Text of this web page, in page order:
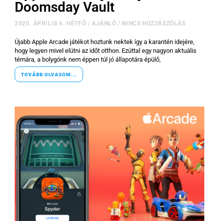
Doomsday Vault
2020. ÁPRILIS 6. HÉTFŐ / AJÁNLÓ / NINCS HOZZÁSZÓLÁS
Újabb Apple Arcade játékot hoztunk nektek így a karantén idejére,
hogy legyen mivel elütni az időt otthon. Ezúttal egy nagyon aktuális
témára, a bolygónk nem éppen túl jó állapotára épülő,
TOVÁBB OLVASOM...